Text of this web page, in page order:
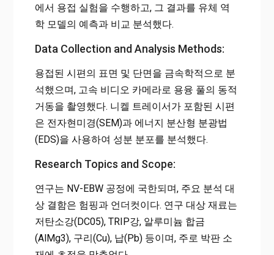
에서 용접 실험을 수행하고, 그 결과를 유체 역
학 모델의 예측과 비교 분석했다.
Data Collection and Analysis Methods:
용접된 시편의 표면 및 단면을 금속학적으로 분
석했으며, 고속 비디오 카메라로 용융 풀의 동적
거동을 촬영했다. 니켈 트레이서가 포함된 시편
은 전자현미경(SEM)과 에너지 분산형 분광법
(EDS)을 사용하여 성분 분포를 분석했다.
Research Topics and Scope:
연구는 NV-EBW 공정에 국한되며, 주요 분석 대
상 결함은 험핑과 언더컷이다. 연구 대상 재료는
저탄소강(DC05), TRIP강, 알루미늄 합금
(AlMg3), 구리(Cu), 납(Pb) 등이며, 주로 박판 소